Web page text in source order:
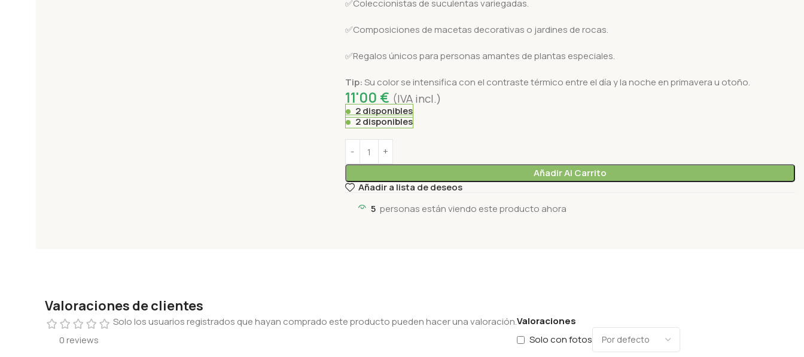
✅Coleccionistas de suculentas variegadas.
✅Composiciones de macetas decorativas o jardines de rocas.
✅Regalos únicos para personas amantes de plantas especiales.
Tip:Su color se intensifica con el contraste térmico entre el día y la noche en primavera u otoño.
11'00 € (IVA incl.)
2 disponibles
2 disponibles
Añadir Al Carrito
Añadir a lista de deseos
5 personas están viendo este producto ahora
Valoraciones de clientes
0 reviews
Valoraciones
Solo con fotos
Solo los usuarios registrados que hayan comprado este producto pueden hacer una valoración.